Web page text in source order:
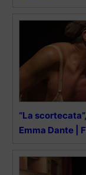
“La
Emma Dante |